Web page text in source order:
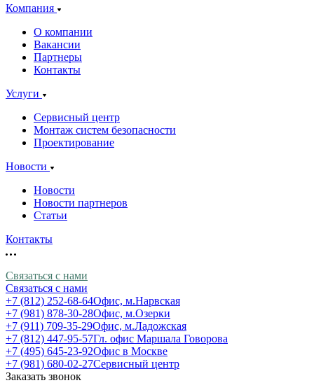
Компания
О компании
Вакансии
Партнеры
Контакты
Услуги
Сервисный центр
Монтаж систем безопасности
Проектирование
Новости
Новости
Новости партнеров
Статьи
Контакты
Связаться с нами
Связаться с нами
+7 (812) 252-68-64Офис, м.Нарвская
+7 (981) 878-30-28Офис, м.Озерки
+7 (911) 709-35-29Офис, м.Ладожская
+7 (812) 447-95-57Гл. офис Маршала Говорова
+7 (495) 645-23-92Офис в Москве
+7 (981) 680-02-27Сервисный центр
Заказать звонок